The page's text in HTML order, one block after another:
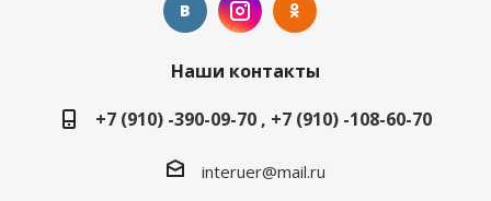
Наши контакты
+7 (910) -390-09-70 , +7 (910) -108-60-70
interuer@mail.ru